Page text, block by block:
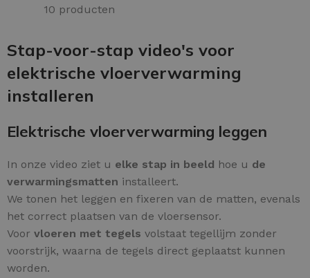
10 producten
Stap-voor-stap video's voor
elektrische vloerverwarming
installeren
Elektrische vloerverwarming leggen
In onze video ziet u elke stap in beeld hoe u de
verwarmingsmatten installeert.
We tonen het leggen en fixeren van de matten, evenals
het correct plaatsen van de vloersensor.
Voor vloeren met tegels volstaat tegellijm zonder
voorstrijk, waarna de tegels direct geplaatst kunnen
worden.